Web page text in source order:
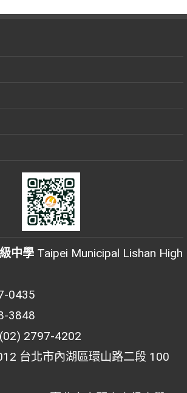
中學 Taipei Municipal Lishan High
0435
3848
(02) 2797-4202
台北市內湖區環山路二段 100